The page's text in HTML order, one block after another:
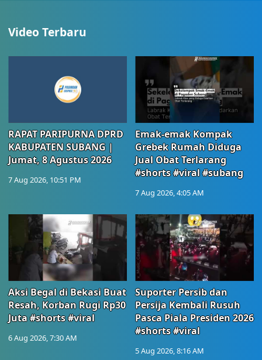
Video Terbaru
RAPAT PARIPURNA DPRD
KABUPATEN SUBANG |
Jumat, 8 Agustus 2026
7 Aug 2026, 10:51 PM
Emak-emak Kompak
Grebek Rumah Diduga
Jual Obat Terlarang
#shorts #viral #subang
7 Aug 2026, 4:05 AM
Aksi Begal di Bekasi Buat
Resah, Korban Rugi Rp30
Juta #shorts #viral
6 Aug 2026, 7:30 AM
Suporter Persib dan
Persija Kembali Rusuh
Pasca Piala Presiden 2026
#shorts #viral
5 Aug 2026, 8:16 AM